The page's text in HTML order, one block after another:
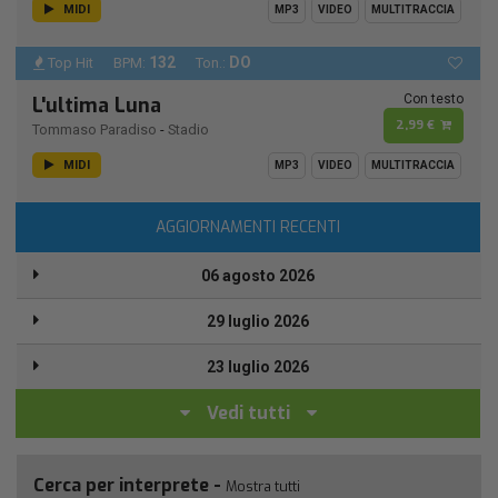
MIDI MP3 VIDEO MULTITRACCIA
Top Hit BPM: 132 Ton.: DO
L'ultima Luna
Tommaso Paradiso - Stadio
Con testo
2,99 €
MIDI MP3 VIDEO MULTITRACCIA
AGGIORNAMENTI RECENTI
06 agosto 2026
29 luglio 2026
23 luglio 2026
Vedi tutti
Cerca per interprete - Mostra tutti